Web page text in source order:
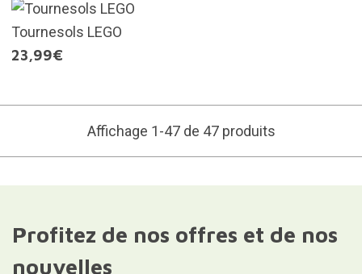
Tournesols LEGO
23,99€
Affichage 1-47 de 47 produits
Profitez de nos offres et de nos
nouvelles